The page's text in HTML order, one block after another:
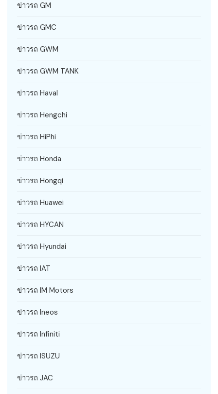
ข่าวรถ GM
ข่าวรถ GMC
ข่าวรถ GWM
ข่าวรถ GWM TANK
ข่าวรถ Haval
ข่าวรถ Hengchi
ข่าวรถ HiPhi
ข่าวรถ Honda
ข่าวรถ Hongqi
ข่าวรถ Huawei
ข่าวรถ HYCAN
ข่าวรถ Hyundai
ข่าวรถ IAT
ข่าวรถ IM Motors
ข่าวรถ Ineos
ข่าวรถ Infiniti
ข่าวรถ ISUZU
ข่าวรถ JAC